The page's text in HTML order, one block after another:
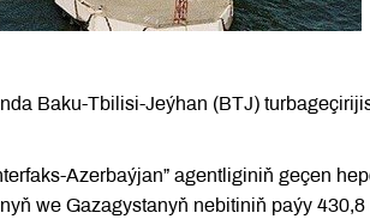
Baku-Tbilisi-Jeýhan (BTJ)
Azerbaýjan” agentliginiň geçen
we Gazagystanyň nebitiniň paýy